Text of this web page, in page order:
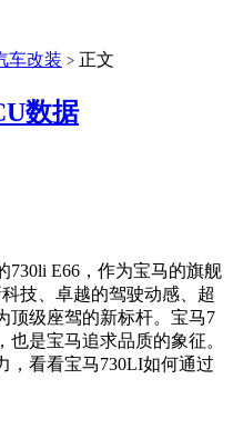
车改装 > 正文
数据
E66，作为宝马的旗舰
技、卓越的驾驶动感、超
顶级座驾的新标杆。宝马7
是宝马追求品质的象征。
，看看宝马730LI如何通过